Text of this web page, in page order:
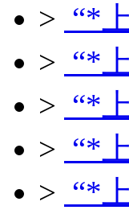
> “*
> “*
> “*
> “*
> “*